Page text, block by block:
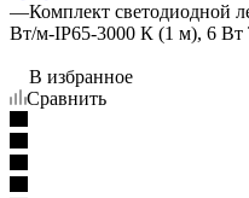
—Комплект светодиодной
Вт/м-IP65-3000 К (1 м), 6
В избранное
Сравнить